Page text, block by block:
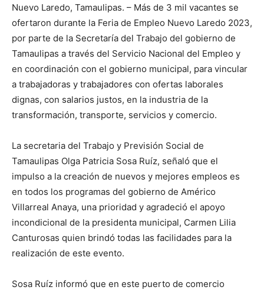
Nuevo Laredo, Tamaulipas. – Más de 3 mil vacantes se
ofertaron durante la Feria de Empleo Nuevo Laredo 2023,
por parte de la Secretaría del Trabajo del gobierno de
Tamaulipas a través del Servicio Nacional del Empleo y
en coordinación con el gobierno municipal, para vincular
a trabajadoras y trabajadores con ofertas laborales
dignas, con salarios justos, en la industria de la
transformación, transporte, servicios y comercio.
La secretaria del Trabajo y Previsión Social de
Tamaulipas Olga Patricia Sosa Ruíz, señaló que el
impulso a la creación de nuevos y mejores empleos es
en todos los programas del gobierno de Américo
Villarreal Anaya, una prioridad y agradeció el apoyo
incondicional de la presidenta municipal, Carmen Lilia
Canturosas quien brindó todas las facilidades para la
realización de este evento.
Sosa Ruíz informó que en este puerto de comercio